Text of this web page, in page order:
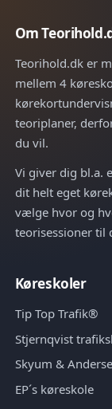
Om
Teorihold.dk er
mellem 4
teoriplaner,
du vil.
Vi giver dig bl.a.
dit helt eget
vælge hvor og
teorisessioner til
Køreskoler
Tip Top Trafik®
Stjernqvist
Skyum &
EP´s køreskole